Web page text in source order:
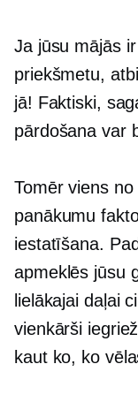
Ja jūsu mājās
priekšmetu,
jā! Faktiski,
pārdošana var
Tomēr viens
panākumu
iestatīšana.
apmeklēs jūsu
lielākajai daļai
vienkārši
kaut ko, ko